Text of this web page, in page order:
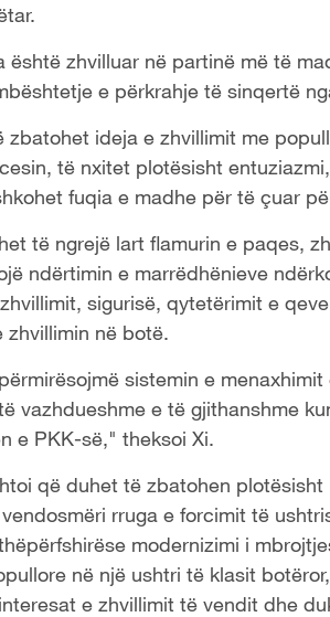
është zhvilluar në partinë më të
e përkrahje të sinqertë
zbatohet ideja e zhvillimit me
të nxitet plotësisht
fuqia e madhe për të çuar
të ngrejë lart flamurin e paqes,
ndërtimin e marrëdhënieve
sigurisë, qytetërimit e
zhvillimin në botë.
sistemin e
vazhdueshme e të gjithanshme
e PKK-së," theksoi Xi.
që duhet të zbatohen
rruga e forcimit të
modernizimi i
në një ushtri të klasit
e zhvillimit të vendit dhe